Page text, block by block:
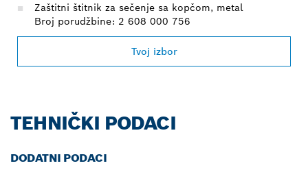
Zaštitni štitnik za sečenje sa kopčom, metal
Broj porudžbine: 2 608 000 756
Tvoj izbor
TEHNIČKI PODACI
DODATNI PODACI